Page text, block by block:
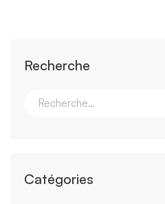
Recherche
Catégories